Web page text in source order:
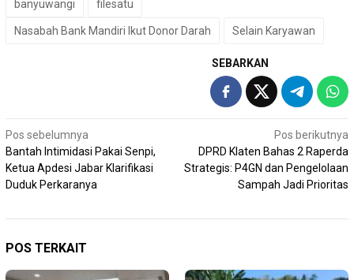
banyuwangi filesatu
Nasabah Bank Mandiri Ikut Donor Darah Selain Karyawan
SEBARKAN
Navigasi
pos
Pos sebelumnya
Bantah Intimidasi Pakai Senpi,
Ketua Apdesi Jabar Klarifikasi
Duduk Perkaranya
Pos berikutnya
DPRD Klaten Bahas 2 Raperda
Strategis: P4GN dan Pengelolaan
Sampah Jadi Prioritas
POS TERKAIT